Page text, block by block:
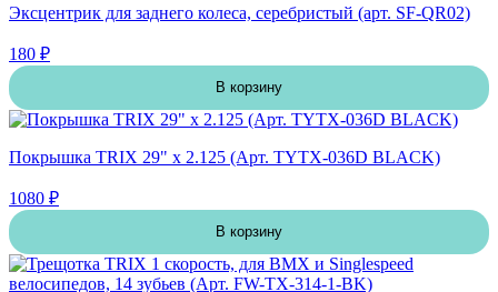
Эксцентрик для заднего колеса, серебристый (арт. SF-QR02)
180 ₽
В корзину
Покрышка TRIX 29" х 2.125 (Арт. TYTX-036D BLACK)
1080 ₽
В корзину